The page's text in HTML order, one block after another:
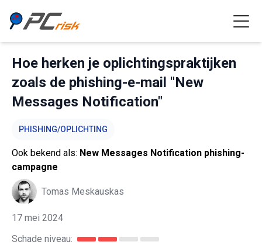
Hoe herken je oplichtingspraktijken
zoals de phishing-e-mail "New
Messages Notification"
PHISHING/OPLICHTING
Ook bekend als: New Messages Notification phishing-
campagne
Tomas Meskauskas
17 mei 2024
Schade niveau: